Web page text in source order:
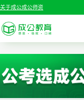
关于成公成公师资
考试公告
职位表